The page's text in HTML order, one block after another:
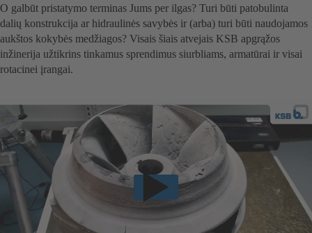
O galbūt pristatymo terminas Jums per ilgas? Turi būti patobulinta
dalių konstrukcija ar hidraulinės savybės ir (arba) turi būti naudojamos
aukštos kokybės medžiagos? Visais šiais atvejais KSB apgrąžos
inžinerija užtikrins tinkamus sprendimus siurbliams, armatūrai ir visai
rotacinei įrangai.